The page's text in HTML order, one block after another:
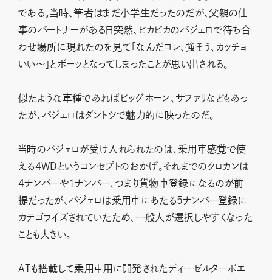
である。当時、筆者はまだ小学生だったのだが、父親の仕
事のパートナーがある日突然、ピカピカのパジェロで待ち合
わせ場所に現れたのを見て「なんだコレ、強そう、カッチョ
いい〜」とボーッとなってしまったことが思い出される。
似たような車種であればビッグホーン、サファリなどもあっ
たが、パジェロはダントツで魅力的に映ったのだ。
当時のパジェロが受け入れられたのは、乗用車感覚で使
える4WDというコンセプトのおかげ。それまでのクロカンは
4ナンバーや1ナンバー、つまり貨物車登録になるのが前
提だったが、パジェロは乗用車にあたる5ナンバー登録に
カテゴライズされていたため、一般人が選択しやすくなった
ことも大きい。
ATも搭載して乗用車用に開発されたディーゼルターボエ